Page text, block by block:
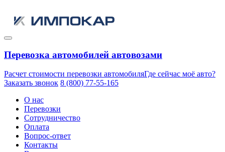
Перевозка автомобилей автовозами
Расчет стоимости перевозки автомобиляГде сейчас моё авто?
Заказать звонок 8 (800) 77-55-165
О нас
Перевозки
Сотрудничество
Оплата
Вопрос-ответ
Контакты